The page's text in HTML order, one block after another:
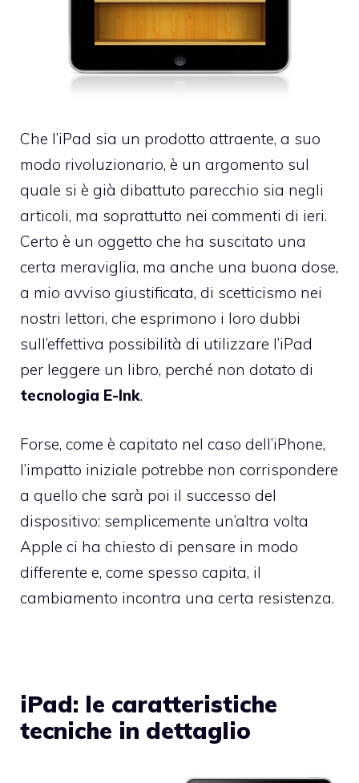
Che l’iPad sia un prodotto attraente, a suo
modo rivoluzionario, è un argomento sul
quale si è già dibattuto parecchio sia negli
articoli, ma soprattutto nei commenti di ieri.
Certo è un oggetto che ha suscitato una
certa meraviglia, ma anche una buona dose,
a mio avviso giustificata, di scetticismo nei
nostri lettori, che esprimono i loro dubbi
sull’effettiva possibilità di utilizzare l’iPad
per leggere un libro, perché non dotato di
tecnologia E-Ink.
Forse, come è capitato nel caso dell’iPhone,
l’impatto iniziale potrebbe non corrispondere
a quello che sarà poi il successo del
dispositivo: semplicemente un’altra volta
Apple ci ha chiesto di pensare in modo
differente e, come spesso capita, il
cambiamento incontra una certa resistenza.
iPad: le caratteristiche
tecniche in dettaglio